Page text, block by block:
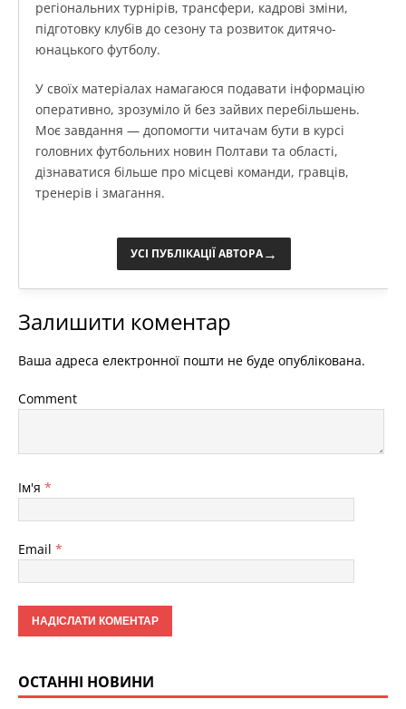
регіональних турнірів, трансфери, кадрові зміни,
підготовку клубів до сезону та розвиток дитячо-
юнацького футболу.
У своїх матеріалах намагаюся подавати інформацію
оперативно, зрозуміло й без зайвих перебільшень.
Моє завдання — допомогти читачам бути в курсі
головних футбольних новин Полтави та області,
дізнаватися більше про місцеві команди, гравців,
тренерів і змагання.
УСІ ПУБЛІКАЦІЇ АВТОРА→
Залишити коментар
Ваша адреса електронної пошти не буде опублікована.
Comment
Ім'я *
Email *
ОСТАННІ НОВИНИ